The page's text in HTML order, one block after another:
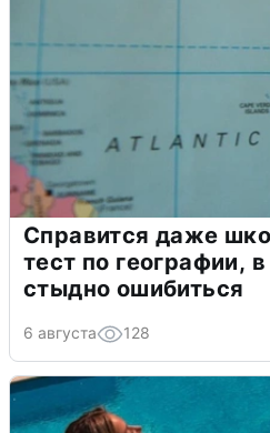
Справится даже
тест по географии,
стыдно ошибиться
6 августа 128